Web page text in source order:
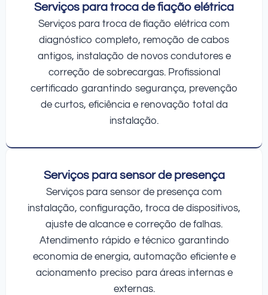
Serviços para troca de fiação elétrica
Serviços para troca de fiação elétrica com
diagnóstico completo, remoção de cabos
antigos, instalação de novos condutores e
correção de sobrecargas. Profissional
certificado garantindo segurança, prevenção
de curtos, eficiência e renovação total da
instalação.
Serviços para sensor de presença
Serviços para sensor de presença com
instalação, configuração, troca de dispositivos,
ajuste de alcance e correção de falhas.
Atendimento rápido e técnico garantindo
economia de energia, automação eficiente e
acionamento preciso para áreas internas e
externas.